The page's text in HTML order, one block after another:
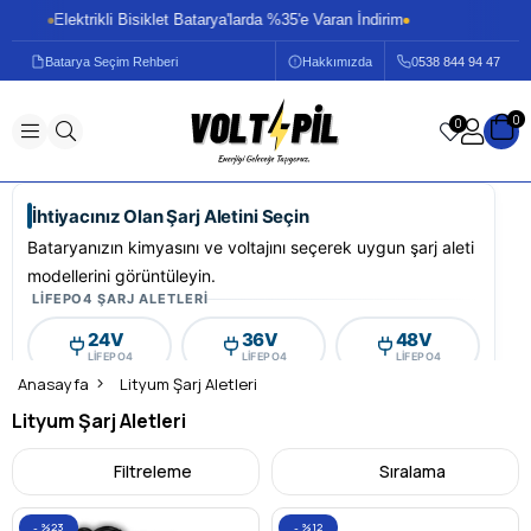
Elektrikli Bisiklet Batarya'larda %35'e Varan İndirim
Batarya Seçim Rehberi Hakkımızda 0538 844 94 47
0 0
İhtiyacınız Olan Şarj Aletini Seçin
Bataryanızın kimyasını ve voltajını seçerek uygun şarj aleti
modellerini görüntüleyin.
LIFEPO4 ŞARJ ALETLERI
24V
LIFEPO4
36V
LIFEPO4
48V
LIFEPO4
60V
LIFEPO4
LITYUM İYON ŞARJ ALETLERI
36V
LI-İYON
72V
LI-İYON
Anasayfa Lityum Şarj Aletleri
Lityum Şarj Aletleri
Filtreleme Sıralama
%23 %12